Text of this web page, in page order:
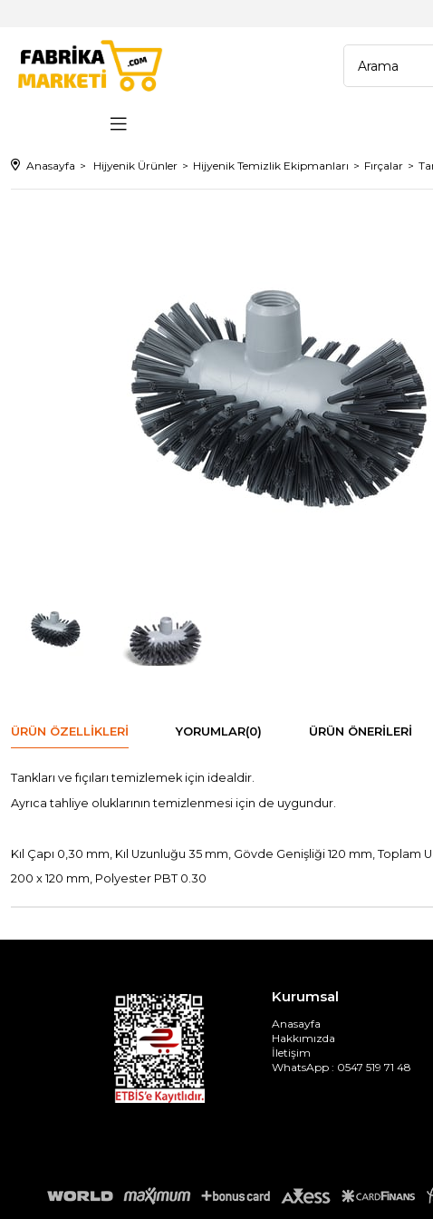
Anasayfa Hijyenik Ürünler Hijyenik Temizlik Ekipmanları Fırçalar
ÜRÜN ÖZELLIKLERI YORUMLAR(0) ÜRÜN ÖNERILERI
Tankları ve fıçıları temizlemek için idealdir.
Ayrıca tahliye oluklarının temizlenmesi için de uygundur.
Kıl Çapı 0,30 mm, Kıl Uzunluğu 35 mm, Gövde Genişliği 120 mm, Toplam
200 x 120 mm, Polyester PBT 0.30
Kurumsal
Anasayfa
Hakkımızda
İletişim
WhatsApp : 0547 519 71 48